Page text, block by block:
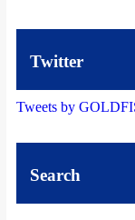
Twitter
Tweets by
Search